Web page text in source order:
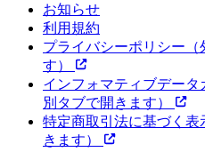
お知らせ
利用規約
プライバシーポリシー
す）
インフォマティブデータ
別タブで開きます）
特定商取引法に基づく表
きます）